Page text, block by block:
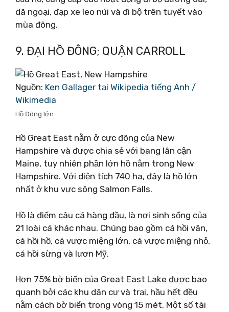
dã ngoại, đạp xe leo núi và đi bộ trên tuyết vào
mùa đông.
9. ĐẠI HỒ ĐÔNG; QUẬN CARROLL
Nguồn: Ken Gallager tại Wikipedia tiếng Anh /
Wikimedia
Hồ Đông lớn
Hồ Great East nằm ở cực đông của New
Hampshire và được chia sẻ với bang lân cận
Maine, tuy nhiên phần lớn hồ nằm trong New
Hampshire. Với diện tích 740 ha, đây là hồ lớn
nhất ở khu vực sông Salmon Falls.
Hồ là điểm câu cá hàng đầu, là nơi sinh sống của
21 loài cá khác nhau. Chúng bao gồm cá hồi vân,
cá hồi hồ, cá vược miệng lớn, cá vược miệng nhỏ,
cá hồi sừng và lươn Mỹ.
Hơn 75% bờ biển của Great East Lake được bao
quanh bởi các khu dân cư và trại, hầu hết đều
nằm cách bờ biển trong vòng 15 mét. Một số tài